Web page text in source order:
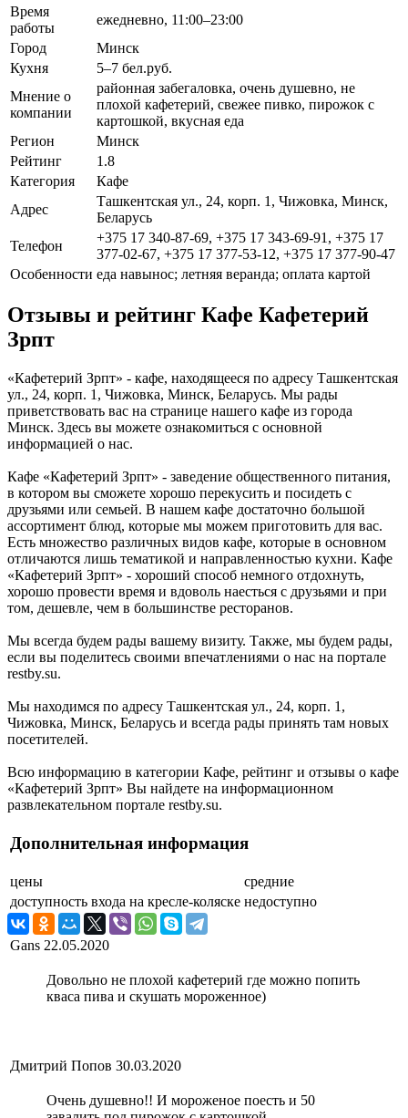
Время
работы
ежедневно, 11:00–23:00
Город
Минск
Кухня
5–7 бел.руб.
Мнение о
компании
районная забегаловка, очень душевно, не
плохой кафетерий, свежее пивко, пирожок с
картошкой, вкусная еда
Регион
Минск
Рейтинг
1.8
Категория
Кафе
Адрес
Ташкентская ул., 24, корп. 1, Чижовка, Минск,
Беларусь
Телефон
+375 17 340-87-69, +375 17 343-69-91, +375 17
377-02-67, +375 17 377-53-12, +375 17 377-90-47
Особенности еда навынос; летняя веранда; оплата картой
Отзывы и рейтинг Кафе Кафетерий
Зрпт
«Кафетерий Зрпт» - кафе, находящееся по адресу Ташкентская
ул., 24, корп. 1, Чижовка, Минск, Беларусь. Мы рады
приветствовать вас на странице нашего кафе из города
Минск. Здесь вы можете ознакомиться с основной
информацией о нас.
Кафе «Кафетерий Зрпт» - заведение общественного питания,
в котором вы сможете хорошо перекусить и посидеть с
друзьями или семьей. В нашем кафе достаточно большой
ассортимент блюд, которые мы можем приготовить для вас.
Есть множество различных видов кафе, которые в основном
отличаются лишь тематикой и направленностью кухни. Кафе
«Кафетерий Зрпт» - хороший способ немного отдохнуть,
хорошо провести время и вдоволь наесться с друзьями и при
том, дешевле, чем в большинстве ресторанов.
Мы всегда будем рады вашему визиту. Также, мы будем рады,
если вы поделитесь своими впечатлениями о нас на портале
restby.su.
Мы находимся по адресу Ташкентская ул., 24, корп. 1,
Чижовка, Минск, Беларусь и всегда рады принять там новых
посетителей.
Всю информацию в категории Кафе, рейтинг и отзывы о кафе
«Кафетерий Зрпт» Вы найдете на информационном
развлекательном портале restby.su.
Дополнительная информация
цены
средние
доступность входа на кресле-коляске недоступно
Gans 22.05.2020
Довольно не плохой кафетерий где можно попить
кваса пива и скушать мороженное)
Дмитрий Попов 30.03.2020
Очень душевно!! И мороженое поесть и 50